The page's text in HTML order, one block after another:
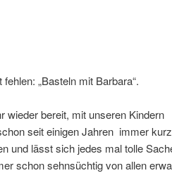
„Basteln mit Barbara“.
wieder bereit, mit unseren Kindern
seit einigen Jahren immer
und lässt sich jedes mal tolle
schon sehnsüchtig von allen